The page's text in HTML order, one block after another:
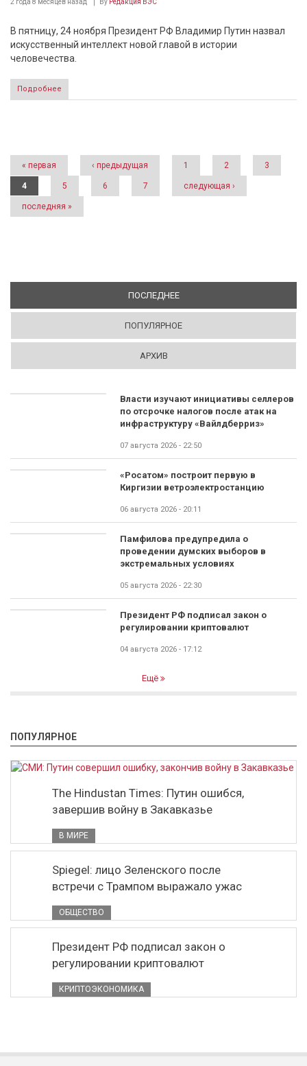
2 года 8 месяцев назад By Редакция ВЭС
В пятницу, 24 ноября Президент РФ Владимир Путин назвал
искусственный интеллект новой главой в истории
человечества.
Подробнее
Страницы
« первая ‹ предыдущая 1 2 3
4 5 6 7 следующая ›
последняя »
ПОСЛЕДНЕЕ(АКТИВНАЯ ВКЛАДКА)
ПОПУЛЯРНОЕ
АРХИВ
Власти изучают инициативы селлеров
по отсрочке налогов после атак на
инфраструктуру «Вайлдберриз»
07 августа 2026 - 22:50
«Росатом» построит первую в
Киргизии ветроэлектростанцию
06 августа 2026 - 20:11
Памфилова предупредила о
проведении думских выборов в
экстремальных условиях
05 августа 2026 - 22:30
Президент РФ подписал закон о
регулировании криптовалют
04 августа 2026 - 17:12
Ещё
ПОПУЛЯРНОЕ
The Hindustan Times: Путин ошибся,
завершив войну в Закавказье
В МИРЕ
Spiegel: лицо Зеленского после
встречи с Трампом выражало ужас
ОБЩЕСТВО
Президент РФ подписал закон о
регулировании криптовалют
КРИПТОЭКОНОМИКА